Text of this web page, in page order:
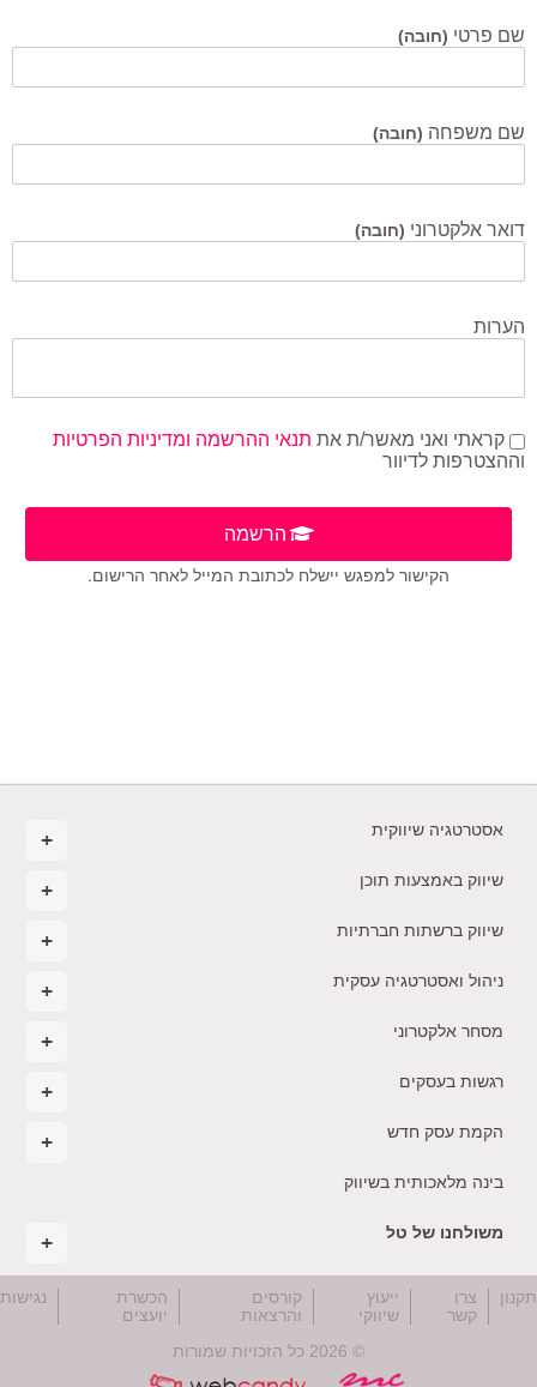
שם פרטי (חובה)
שם משפחה (חובה)
דואר אלקטרוני (חובה)
הערות
קראתי ואני מאשר/ת את תנאי ההרשמה ומדיניות הפרטיות
וההצטרפות לדיוור
הרשמה
הקישור למפגש יישלח לכתובת המייל לאחר הרישום.
אסטרטגיה שיווקית
שיווק באמצעות תוכן
שיווק ברשתות חברתיות
ניהול ואסטרטגיה עסקית
מסחר אלקטרוני
רגשות בעסקים
הקמת עסק חדש
בינה מלאכותית בשיווק
משולחנו של טל
צרו
קשר
ייעוץ
שיווקי
קורסים
והרצאות
הכשרת
יועצים
נגישות
© 2026 כל הזכויות שמורות